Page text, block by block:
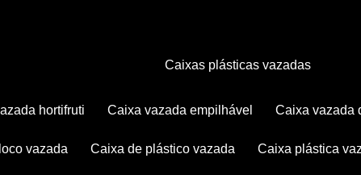
caixas plásticas vazadas
hortifruti caixa vazada empilhável caixa vazada
vazada caixa de plástico vazada caixa plástica